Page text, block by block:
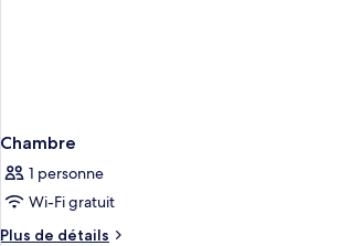
Chambre
1 personne
Wi-Fi gratuit
Plus de détails
Plus